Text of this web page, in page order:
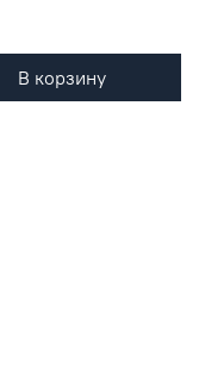
В корзину